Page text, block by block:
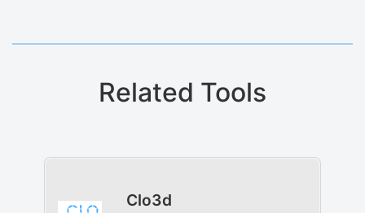
Related Tools
Clo3d